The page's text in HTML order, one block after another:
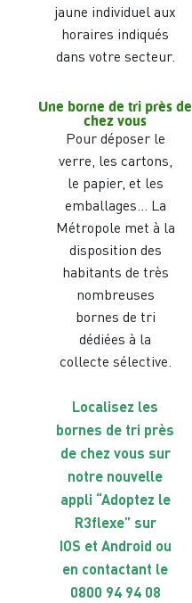
jaune individuel aux
horaires indiqués
dans votre secteur.
Une borne de tri près de
chez vous
Pour déposer le
verre, les cartons,
le papier, et les
emballages… La
Métropole met à la
disposition des
habitants de très
nombreuses
bornes de tri
dédiées à la
collecte sélective.
Localisez les
bornes de tri près
de chez vous sur
notre nouvelle
appli “Adoptez le
R3flexe” sur
IOS et Android ou
en contactant le
0800 94 94 08